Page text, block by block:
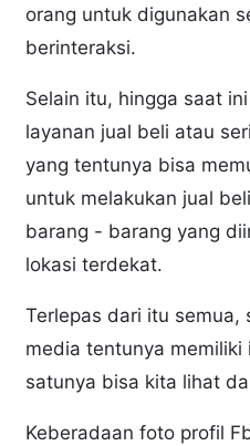
orang untuk digunakan
berinteraksi.
Selain itu, hingga saat
layanan jual beli atau
yang tentunya bisa
untuk melakukan jual
barang - barang yang
lokasi terdekat.
Terlepas dari itu semua,
media tentunya
satunya bisa kita lihat
Keberadaan foto profil